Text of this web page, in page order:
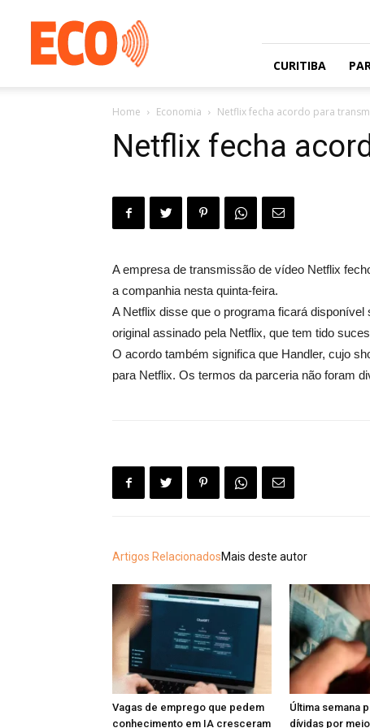
gratuito
com
circulação
CURITIBA
Home Economia Netflix fecha acordo para
Netflix fecha
A empresa de transmissão de vídeo Netflix
a companhia nesta quinta-feira.
A Netflix disse que o programa ficará
original assinado pela Netflix, que tem tido
O acordo também significa que Handler, cujo
para Netflix. Os termos da parceria não foram
Artigos RelacionadosMais deste autor
Vagas de emprego que pedem
conhecimento em IA cresceram
Última semana
dívidas por